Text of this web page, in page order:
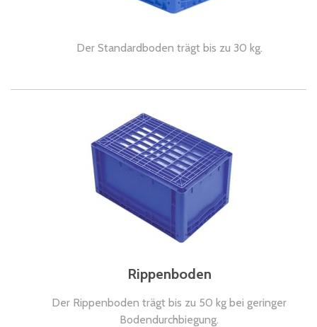
Der Standardboden trägt bis zu 30 kg.
Rippenboden
Der Rippenboden trägt bis zu 50 kg bei geringer
Bodendurchbiegung.